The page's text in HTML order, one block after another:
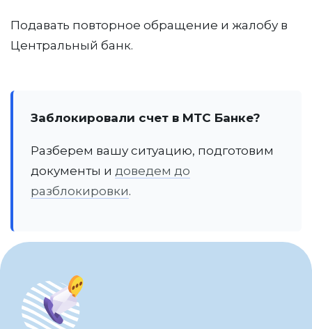
Подавать повторное обращение и жалобу в
Центральный банк.
Заблокировали счет в МТС Банке?
Разберем вашу ситуацию, подготовим
документы и доведем до
разблокировки.